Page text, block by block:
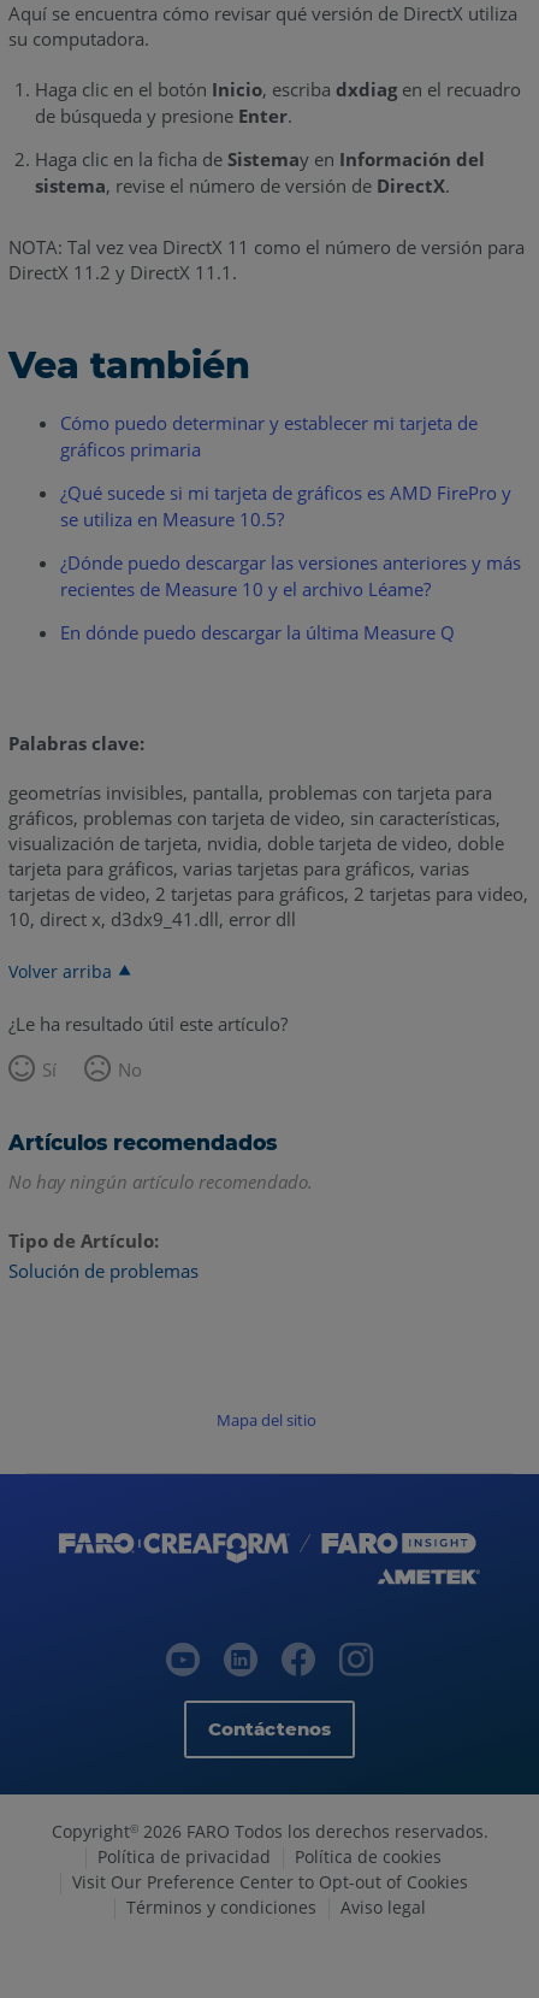
Aquí se encuentra cómo revisar qué versión de DirectX utiliza
su computadora.
Haga clic en el botón Inicio, escriba dxdiag en el recuadro
de búsqueda y presione Enter.
Haga clic en la ficha de Sistemay en Información del
sistema, revise el número de versión de DirectX.
NOTA: Tal vez vea DirectX 11 como el número de versión para
DirectX 11.2 y DirectX 11.1.
Vea también
Cómo puedo determinar y establecer mi tarjeta de
gráficos primaria
¿Qué sucede si mi tarjeta de gráficos es AMD FirePro y
se utiliza en Measure 10.5?
¿Dónde puedo descargar las versiones anteriores y más
recientes de Measure 10 y el archivo Léame?
En dónde puedo descargar la última Measure Q
Palabras clave:
geometrías invisibles, pantalla, problemas con tarjeta para
gráficos, problemas con tarjeta de video, sin características,
visualización de tarjeta, nvidia, doble tarjeta de video, doble
tarjeta para gráficos, varias tarjetas para gráficos, varias
tarjetas de video, 2 tarjetas para gráficos, 2 tarjetas para video,
10, direct x, d3dx9_41.dll, error dll
Volver arriba
¿Le ha resultado útil este artículo?
Sí
No
Artículos recomendados
No hay ningún artículo recomendado.
Tipo de Artículo
Solución de problemas
Mapa del sitio
Contáctenos
Copyright©2026 FARO Todos los derechos reservados.
Política de privacidad
Política de cookies
Visit Our Preference Center to Opt-out of Cookies
Términos y condiciones
Aviso legal